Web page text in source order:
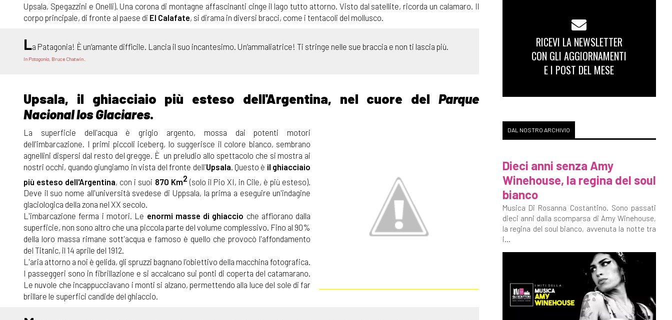
Upsala, Spegazzini e Onelli). Una corona di montagne affascinanti cinge il lago tutto attorno. Visto dal satellite, ricorda un calamaro. Il
corpo principale, di fronte al paese di El Calafate, si dirama in diversi bracci, come i tentacoli del mollusco.
La Patagonia! È un’amante difficile. Lancia il suo incantesimo. Un’ammaliatrice! Ti stringe nelle sue braccia e non ti lascia più.
In Patagonia, Bruce Chatwin.
Upsala, il ghiacciaio più esteso dell'Argentina, nel cuore del Parque
Nacional los Glaciares.
La superficie dell'acqua è grigio argento, mossa dai potenti motori
dell'imbarcazione. I primi piccoli iceberg, lo suggerisce il colore bianco, sembrano
agnellini dispersi dal resto del gregge. È un preludio allo spettacolo che si mostra ai
nostri occhi, quando giungiamo in vista del fronte dell'Upsala . Questo è il ghiacciaio
più esteso dell'Argentina, con i suoi 870 Km2 (solo il Pio XI, in Cile, è più esteso).
Deve il suo nome all'università svedese di Uppsala, la prima a eseguire un'indagine
glaciologica della zona nel XX secolo.
L'imbarcazione ferma i motori. Le enormi masse di ghiaccio che affiorano dalla
superficie, non sono altro che una piccola parte del volume complessivo. Fino al 90%
della loro massa rimane sott'acqua e famoso è quello che provocò l'affondamento
del Titanic, il 14 aprile del 1912.
L'aria attorno a noi è gelida, gli spruzzi bagnano l'obiettivo della macchina fotografica.
I passeggeri sono in fibrillazione e si accalcano sui ponti di coperta del catamarano.
Le nuvole che incappucciavano i monti si alzano, permettendo alla luce del sole di far
brillare le superfici candide del ghiaccio.
RICEVI LA NEWSLETTER
CON GLI AGGIORNAMENTI
E I POST DEL MESE
DAL NOSTRO ARCHIVIO
Dieci anni senza Amy
Winehouse, la regina del soul
bianco
Musica Di Rosanna Costantino. Sono passati
dieci anni dalla scomparsa di Amy Winehouse,
la regina del soul bianco, avvenuta la notte tra
i...